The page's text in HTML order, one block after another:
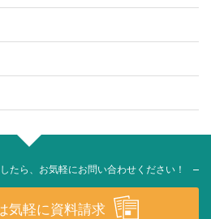
たら、お気軽にお問い合わせください！
気軽に資料請求